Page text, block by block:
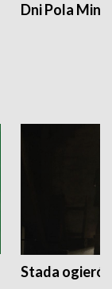
Dni Pola
Stada